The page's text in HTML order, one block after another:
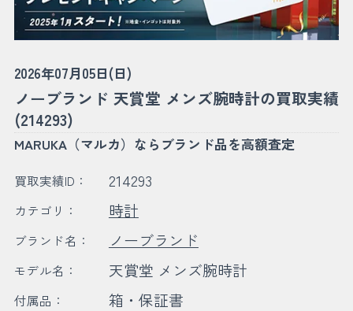
2026年07月05日(日)
ノーブランド 天賞堂 メンズ腕時計の買取実績
(214293)
MARUKA（マルカ）ならブランド品を高額査定
買取実績ID： 214293
カテゴリ： 時計
ブランド名： ノーブランド
モデル名： 天賞堂 メンズ腕時計
付属品： 箱・保証書